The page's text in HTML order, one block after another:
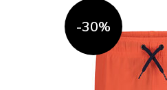
-30%